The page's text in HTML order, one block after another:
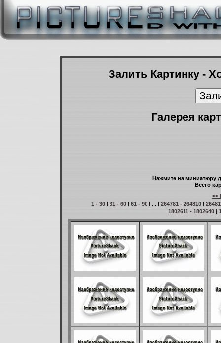
Залить Картинку -
Галерея
Нажмите на миниатюру
Всего
<<
1 - 30 | 31 - 60 | 61 - 90 | ... | 264781 - 264810 |
1802611 - 1802640|